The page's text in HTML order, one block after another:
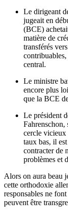
Le dirigeant
jugeait en
(BCE)
matière de
transférés
central.
Le ministre
encore plus
que la BCE
Le président
cercle vicieux
taux bas, il
contracter de
problèmes et
Alors on aura beau
cette orthodoxie
responsables ne
peuvent être